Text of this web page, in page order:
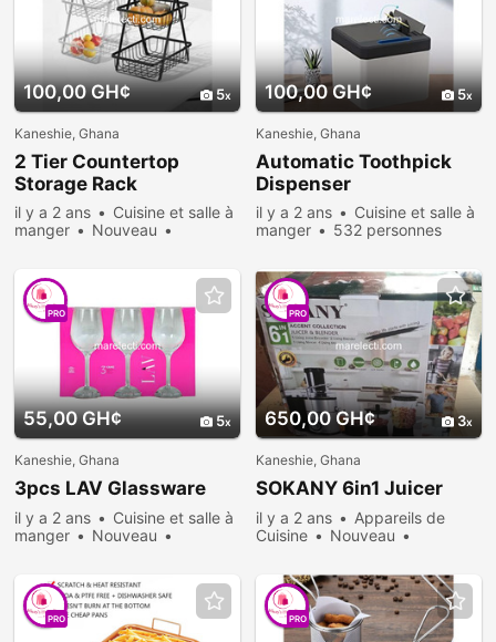
100,00 GH¢ 5
Kaneshie, Ghana
2 Tier Countertop
Storage Rack
il y a 2 ans
Cuisine et salle à
manger
Nouveau
100,00 GH¢ 5
Kaneshie, Ghana
Automatic Toothpick
Dispenser
il y a 2 ans
Cuisine et salle à
manger
532 personnes
55,00 GH¢ 5
PRO
Kaneshie, Ghana
3pcs LAV Glassware
il y a 2 ans
Cuisine et salle à
manger
Nouveau
650,00 GH¢ 3
PRO
Kaneshie, Ghana
SOKANY 6in1 Juicer
il y a 2 ans
Appareils de
Cuisine
Nouveau
consultées
PRO PRO